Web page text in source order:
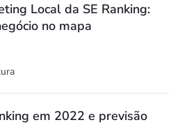
Local da SE Ranking:
no mapa
em 2022 e previsão